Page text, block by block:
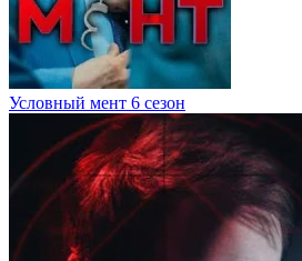
Условный мент 6 сезон